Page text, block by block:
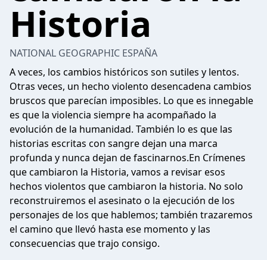
Historia
NATIONAL GEOGRAPHIC ESPAÑA
A veces, los cambios históricos son sutiles y lentos.
Otras veces, un hecho violento desencadena cambios
bruscos que parecían imposibles. Lo que es innegable
es que la violencia siempre ha acompañado la
evolución de la humanidad. También lo es que las
historias escritas con sangre dejan una marca
profunda y nunca dejan de fascinarnos.En Crímenes
que cambiaron la Historia, vamos a revisar esos
hechos violentos que cambiaron la historia. No solo
reconstruiremos el asesinato o la ejecución de los
personajes de los que hablemos; también trazaremos
el camino que llevó hasta ese momento y las
consecuencias que trajo consigo.